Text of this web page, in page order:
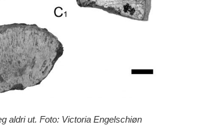
aldri ut. Foto: Victoria Engelschiøn